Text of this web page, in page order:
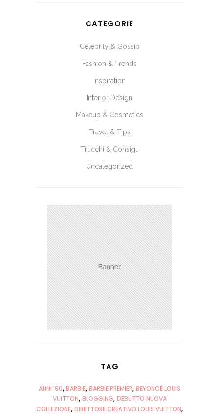
CATEGORIE
Celebrity & Gossip
Fashion & Trends
Inspiration
Interior Design
Makeup & Cosmetics
Travel & Tips
Trucchi & Consigli
Uncategorized
TAG
ANNI '90 BARBIE BARBIE PREMIER BEYONCÈ LOUIS
VUITTON BLOGGING DEBUTTO NUOVA
COLLEZIONE DIRETTORE CREATIVO LOUIS VUITTON